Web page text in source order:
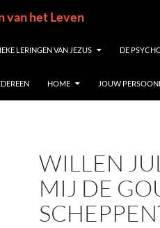
van het Leven
LERINGEN VAN JEZUS DE
HOME JOUW
WILLEN
MIJ DE